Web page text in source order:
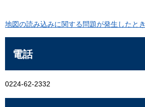
地図の読み込みに関する問題が発生したとき
電話
0224-62-2332